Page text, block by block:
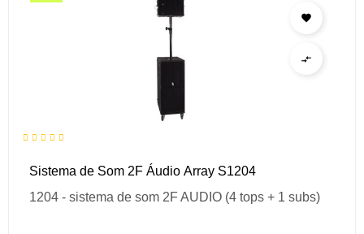


Sistema de Som 2F Áudio Array S1204
1204 - sistema de som 2F AUDIO (4 tops + 1 subs)